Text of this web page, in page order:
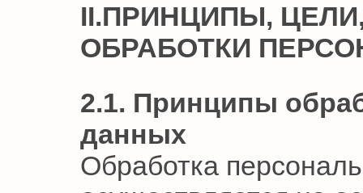
II.ПРИНЦИПЫ,
ОБРАБОТКИ
2.1. Принципы
данных
Обработка